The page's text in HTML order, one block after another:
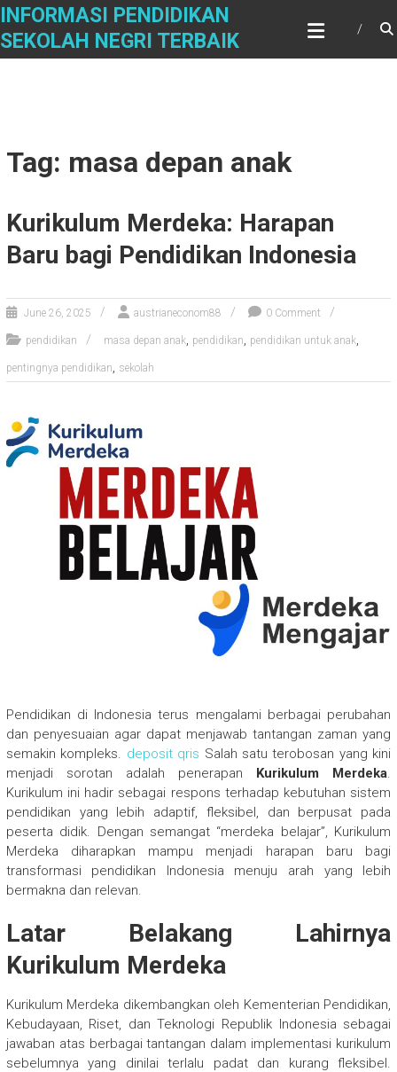
Skip
content
INFORMASI PENDIDIKAN
SEKOLAH NEGRI TERBAIK
Tag: masa depan anak
Kurikulum Merdeka: Harapan
Baru bagi Pendidikan Indonesia
June 26, 2025 austrianeconom88 0 Comment
pendidikan masa depan anak, pendidikan, pendidikan untuk anak,
pentingnya pendidikan, sekolah
Pendidikan di Indonesia terus mengalami berbagai perubahan
dan penyesuaian agar dapat menjawab tantangan zaman yang
semakin kompleks. deposit qris Salah satu terobosan yang kini
menjadi sorotan adalah penerapan Kurikulum Merdeka.
Kurikulum ini hadir sebagai respons terhadap kebutuhan sistem
pendidikan yang lebih adaptif, fleksibel, dan berpusat pada
peserta didik. Dengan semangat “merdeka belajar”, Kurikulum
Merdeka diharapkan mampu menjadi harapan baru bagi
transformasi pendidikan Indonesia menuju arah yang lebih
bermakna dan relevan.
Latar Belakang Lahirnya
Kurikulum Merdeka
Kurikulum Merdeka dikembangkan oleh Kementerian Pendidikan,
Kebudayaan, Riset, dan Teknologi Republik Indonesia sebagai
jawaban atas berbagai tantangan dalam implementasi kurikulum
sebelumnya yang dinilai terlalu padat dan kurang fleksibel.